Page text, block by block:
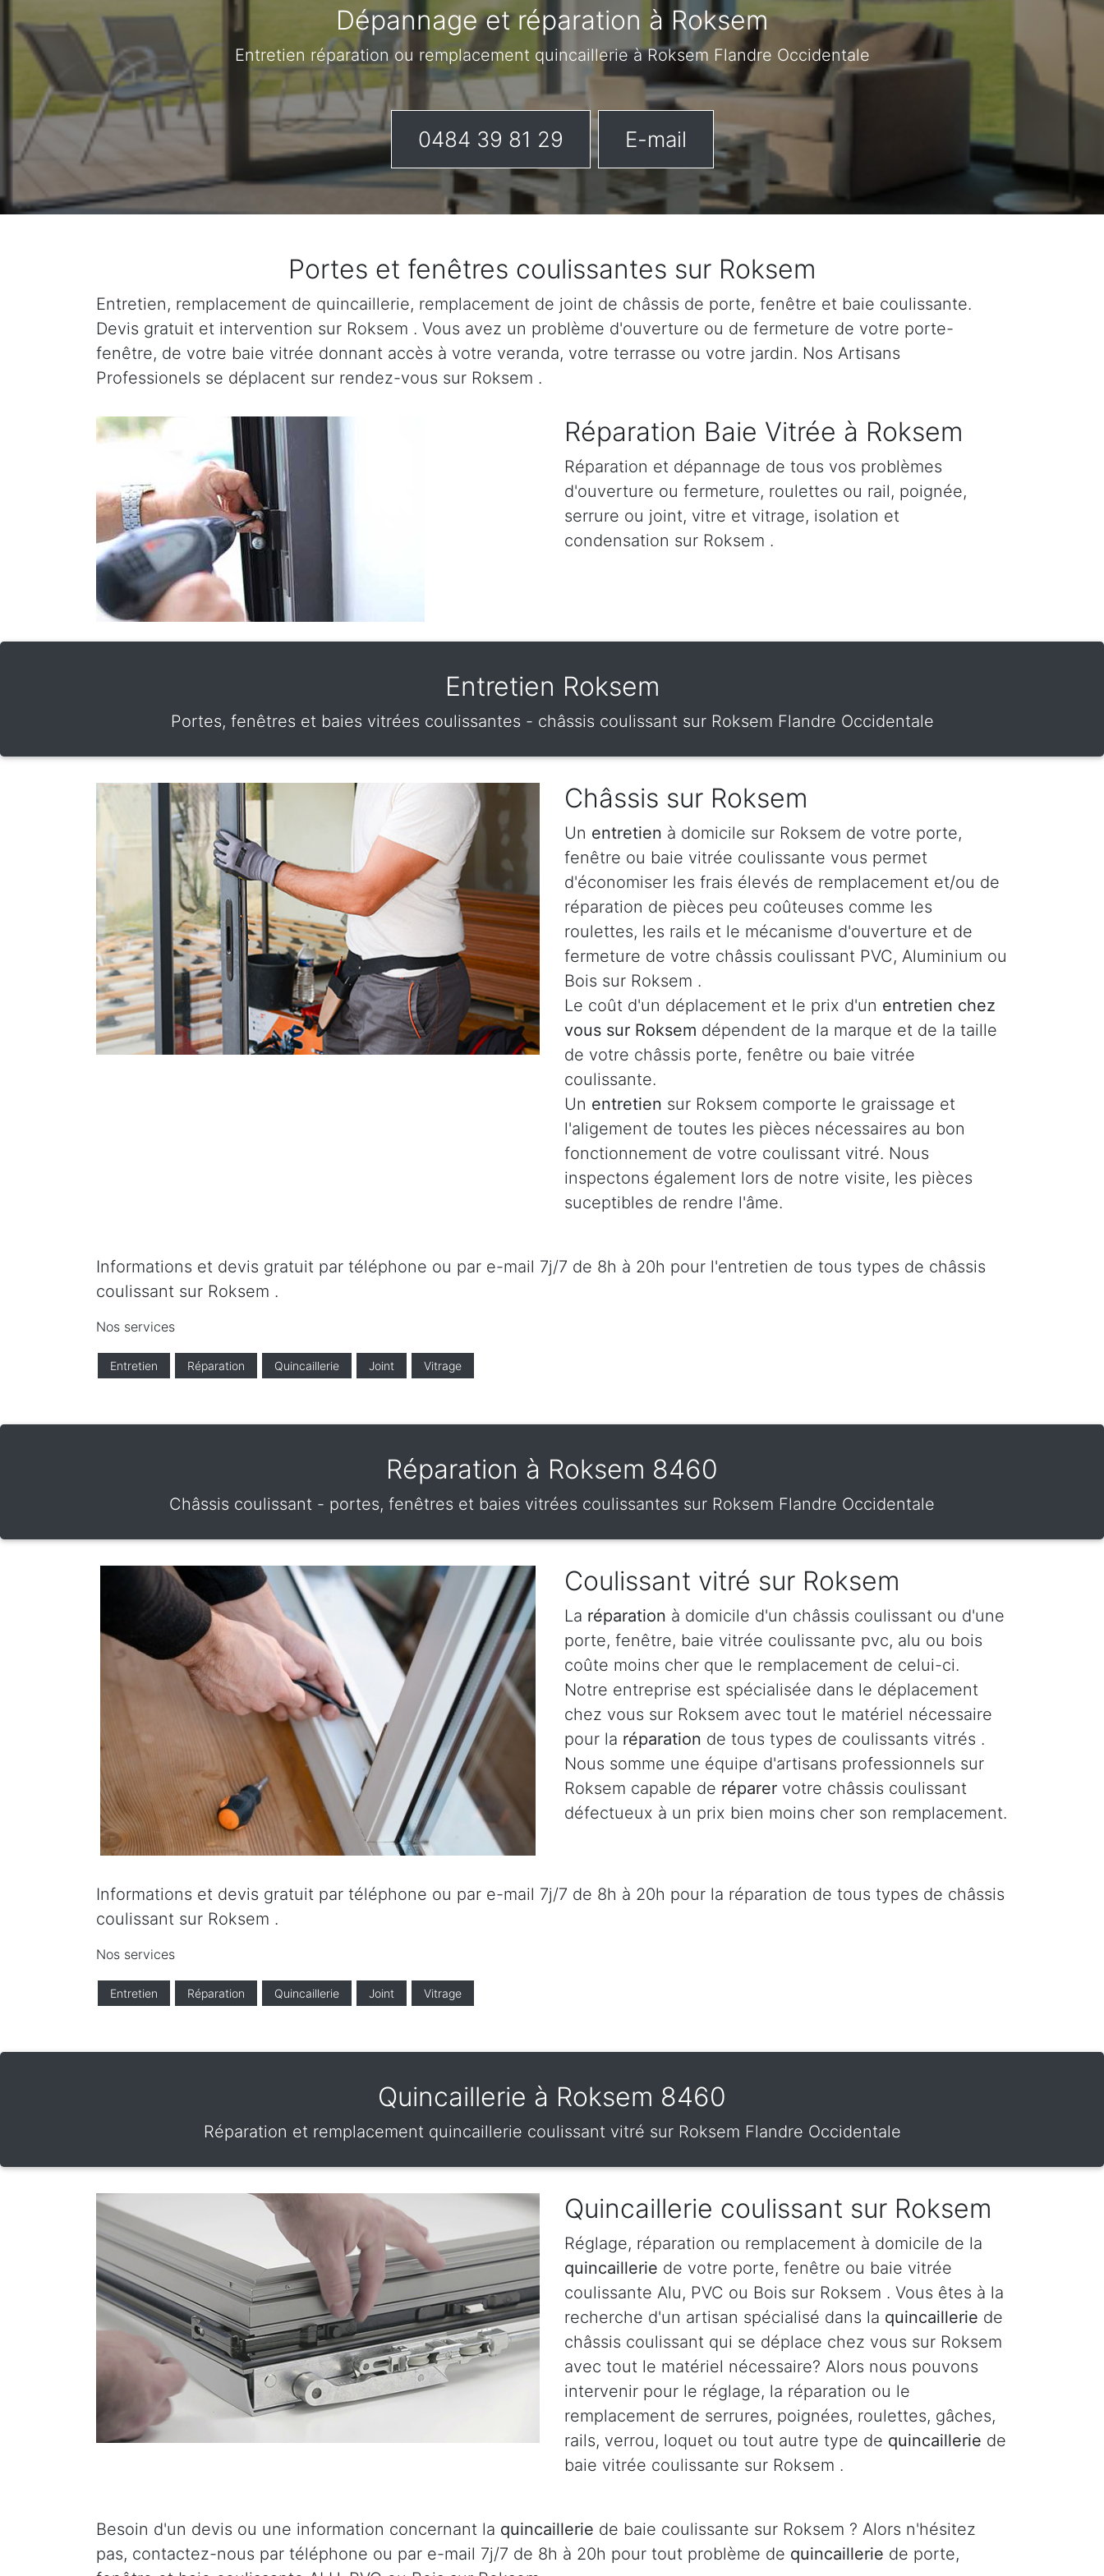
Dépannage et réparation à Roksem
Entretien réparation ou remplacement quincaillerie à Roksem Flandre Occidentale
0484 39 81 29 E-mail
Portes et fenêtres coulissantes sur Roksem
Entretien, remplacement de quincaillerie, remplacement de joint de châssis de porte, fenêtre et baie coulissante.
Devis gratuit et intervention sur Roksem . Vous avez un problème d'ouverture ou de fermeture de votre porte-
fenêtre, de votre baie vitrée donnant accès à votre veranda, votre terrasse ou votre jardin. Nos Artisans
Professionels se déplacent sur rendez-vous sur Roksem .
Réparation Baie Vitrée à Roksem
Réparation et dépannage de tous vos problèmes
d'ouverture ou fermeture, roulettes ou rail, poignée,
serrure ou joint, vitre et vitrage, isolation et
condensation sur Roksem .
Entretien Roksem
Portes, fenêtres et baies vitrées coulissantes - châssis coulissant sur Roksem Flandre Occidentale
Châssis sur Roksem
Un entretien à domicile sur Roksem de votre porte,
fenêtre ou baie vitrée coulissante vous permet
d'économiser les frais élevés de remplacement et/ou de
réparation de pièces peu coûteuses comme les
roulettes, les rails et le mécanisme d'ouverture et de
fermeture de votre châssis coulissant PVC, Aluminium ou
Bois sur Roksem .
Le coût d'un déplacement et le prix d'un entretien chez
vous sur Roksem dépendent de la marque et de la taille
de votre châssis porte, fenêtre ou baie vitrée
coulissante.
Un entretien sur Roksem comporte le graissage et
l'aligement de toutes les pièces nécessaires au bon
fonctionnement de votre coulissant vitré. Nous
inspectons également lors de notre visite, les pièces
suceptibles de rendre l'âme.
Informations et devis gratuit par téléphone ou par e-mail 7j/7 de 8h à 20h pour l'entretien de tous types de châssis
coulissant sur Roksem .
Nos services
Entretien Réparation Quincaillerie Joint Vitrage
Réparation à Roksem 8460
Châssis coulissant - portes, fenêtres et baies vitrées coulissantes sur Roksem Flandre Occidentale
Coulissant vitré sur Roksem
La réparation à domicile d'un châssis coulissant ou d'une
porte, fenêtre, baie vitrée coulissante pvc, alu ou bois
coûte moins cher que le remplacement de celui-ci.
Notre entreprise est spécialisée dans le déplacement
chez vous sur Roksem avec tout le matériel nécessaire
pour la réparation de tous types de coulissants vitrés .
Nous somme une équipe d'artisans professionnels sur
Roksem capable de réparer votre châssis coulissant
défectueux à un prix bien moins cher son remplacement.
Informations et devis gratuit par téléphone ou par e-mail 7j/7 de 8h à 20h pour la réparation de tous types de châssis
coulissant sur Roksem .
Nos services
Entretien Réparation Quincaillerie Joint Vitrage
Quincaillerie à Roksem 8460
Réparation et remplacement quincaillerie coulissant vitré sur Roksem Flandre Occidentale
Quincaillerie coulissant sur Roksem
Réglage, réparation ou remplacement à domicile de la
quincaillerie de votre porte, fenêtre ou baie vitrée
coulissante Alu, PVC ou Bois sur Roksem . Vous êtes à la
recherche d'un artisan spécialisé dans la quincaillerie de
châssis coulissant qui se déplace chez vous sur Roksem
avec tout le matériel nécessaire? Alors nous pouvons
intervenir pour le réglage, la réparation ou le
remplacement de serrures, poignées, roulettes, gâches,
rails, verrou, loquet ou tout autre type de quincaillerie de
baie vitrée coulissante sur Roksem .
Besoin d'un devis ou une information concernant la quincaillerie de baie coulissante sur Roksem ? Alors n'hésitez
pas, contactez-nous par téléphone ou par e-mail 7j/7 de 8h à 20h pour tout problème de quincaillerie de porte,